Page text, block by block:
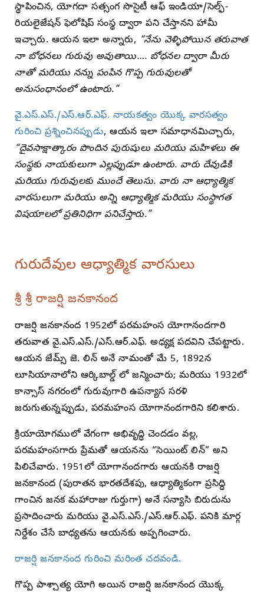
స్థాపించిన, యోగదా సత్సంగ సొసైటీ ఆఫ్ ఇండియా/సెల్ఫ్-
రియలైజేషన్ ఫెలోషిప్ సంస్థ ద్వారా పని చేస్తానని హామీ
ఇచ్చారు. ఆయన ఇలా అన్నారు, “నేను వెళ్ళిపోయిన తరువాత
నా బోధనలు గురువు అవుతాయి…. బోధనల ద్వారా మీరు
నాతో మరియు నన్ను పంపిన గొప్ప గురువులతో
అనుసంధానంలో ఉంటారు.”
వై.ఎస్.ఎస్./ఎస్.ఆర్.ఎఫ్. నాయకత్వం యొక్క వారసత్వం
గురించి ప్రశ్నించినప్పుడు, ఆయన ఇలా సమాధానమిచ్చారు,
“దైవసాక్షాత్కారం పొందిన పురుషులు మరియు మహిళలు ఈ
సంస్థకు నాయకులుగా ఎల్లప్పుడూ ఉంటారు. వారు దేవుడికి
మరియు గురువులకు ముందే తెలుసు. వారు నా ఆధ్యాత్మిక
వారసులుగా మరియు అన్ని ఆధ్యాత్మిక మరియు సంస్థాగత
విషయాలలో ప్రతినిధిగా పనిచేస్తారు.”
గురుదేవుల ఆధ్యాత్మిక వారసులు
శ్రీ శ్రీ రాజర్షి జనకానంద
రాజర్షి జనకానంద 1952లో పరమహంస యోగానందగారి
తరువాత వై.ఎస్.ఎస్./ఎస్.ఆర్.ఎఫ్. అధ్యక్ష పదవిని చేపట్టారు.
ఆయన జేమ్స్ జె. లిన్ అనే నామంతో మే 5, 1892న
లూసియానాలోని ఆర్కిబాల్డ్ లో జన్మించారు; మరియు 1932లో
కాన్సాస్ నగరంలో గురువుగారి ఉపన్యాస సరళి
జరుగుతున్నప్పుడు, పరమహంస యోగానందగారిని కలిశారు.
క్రియాయోగములో వేగంగా అభివృద్ధి చెందడం వల్ల,
పరమహంసగారు ప్రేమతో ఆయనను “సెయింట్ లిన్” అని
పిలిచేవారు. 1951లో యోగానందగారు ఆయనకి రాజర్షి
జనకానంద (పురాతన భారతదేశపు, ఆధ్యాత్మికంగా ప్రసిద్ధి
గాంచిన జనక మహారాజు గుర్తుగా) అనే సన్యాసి బిరుదును
ప్రసాదించారు మరియు వై.ఎస్.ఎస్./ఎస్.ఆర్.ఎఫ్. పనికి మార్గ
నిర్దేశం చేసే బాధ్యతను ఆయనకు అప్పగించారు.
రాజర్షి జనకానంద గురించి మరింత చదవండి.
గొప్ప పాశ్చాత్య యోగి అయిన రాజర్షి జనకానంద యొక్క